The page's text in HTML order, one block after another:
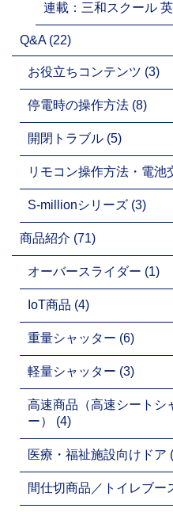
連載：三和スクール
Q&A (22)
お役立ちコンテンツ (3)
停電時の操作方法 (8)
開閉トラブル (5)
リモコン操作方法・電池
S-millionシリーズ (3)
商品紹介 (71)
オーバースライダー (1)
IoT商品 (4)
重量シャッター (6)
軽量シャッター (3)
高速商品（高速シートシ
ー） (4)
医療・福祉施設向けドア
間仕切商品／トイレブー